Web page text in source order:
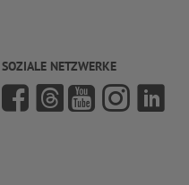
SOZIALE NETZWERKE